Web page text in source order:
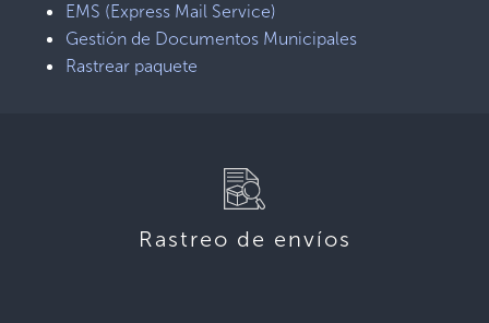
EMS (Express Mail Service)
Gestión de Documentos Municipales
Rastrear paquete
Rastreo de envíos